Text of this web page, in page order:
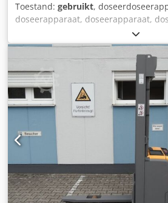
Toestand: gebruikt,
doseerapparaat, doseerapparaat,
schroeftransporteur,
transporttechniek, buisvormige
fabrikant: Torex, doseerschroef 8-
inlaatopening: Ø 265 mm -Uitgang:
Dodpjnzpykjfx Anmekr -aandrijving:
aandrijfas: afmetingen zie foto's -
540/410/H360 mm -Gewicht: 100 kg